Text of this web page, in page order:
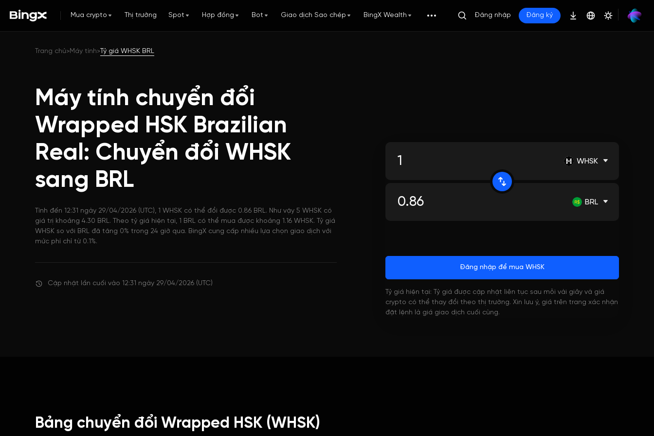
Mua crypto Thị trường Spot Hợp đồng Bot Giao dịch Sao chép BingX Wealth Đăng nhập Đăng ký
Trang chủ>Máy tính> Tỷ giá WHSK BRL
Máy tính chuyển đổi
Wrapped HSK Brazilian
Real: Chuyển đổi WHSK
sang BRL
Tính đến 12:31 ngày 29/04/2026 (UTC), 1 WHSK có thể đổi được 0.86 BRL. Như vậy 5 WHSK có
giá trị khoảng 4.30 BRL. Theo tỷ giá hiện tại, 1 BRL có thể mua được khoảng 1.16 WHSK. Tỷ giá
WHSK so với BRL đã tăng 0% trong 24 giờ qua. BingX cung cấp nhiều lựa chọn giao dịch với
mức phí chỉ từ 0.1%.
Cập nhật lần cuối vào 12:31 ngày 29/04/2026 (UTC)
WHSK
BRL
Đăng nhập để mua WHSK
Tỷ giá hiện tại: Tỷ giá được cập nhật liên tục sau mỗi vài giây và giá
crypto có thể thay đổi theo thị trường. Xin lưu ý, giá trên trang xác nhận
đặt lệnh là giá giao dịch cuối cùng.
Bảng chuyển đổi Wrapped HSK (WHSK)